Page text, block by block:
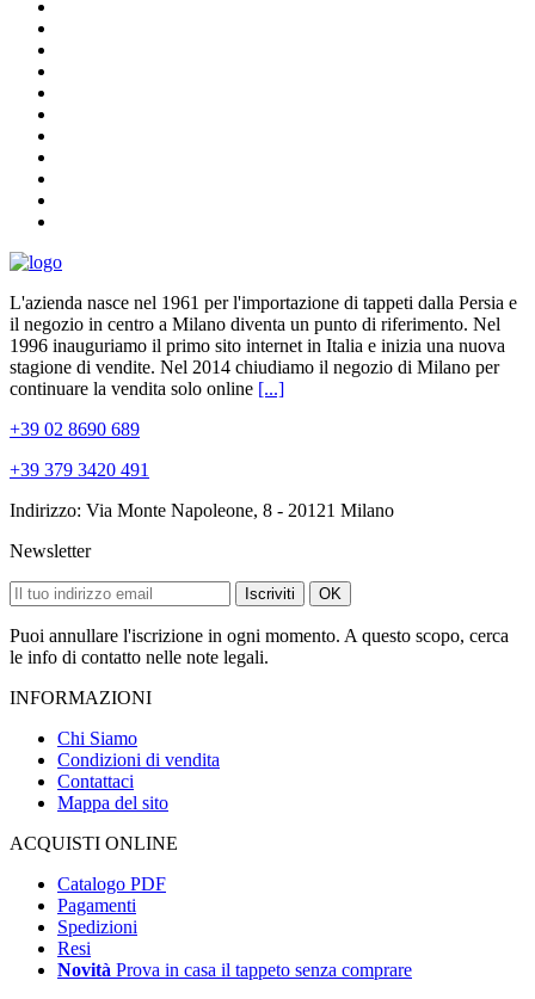
L'azienda nasce nel 1961 per l'importazione di tappeti dalla Persia e
il negozio in centro a Milano diventa un punto di riferimento. Nel
1996 inauguriamo il primo sito internet in Italia e inizia una nuova
stagione di vendite. Nel 2014 chiudiamo il negozio di Milano per
continuare la vendita solo online [...]
+39 02 8690 689
+39 379 3420 491
Indirizzo: Via Monte Napoleone, 8 - 20121 Milano
Newsletter
Iscriviti OK
Puoi annullare l'iscrizione in ogni momento. A questo scopo, cerca
le info di contatto nelle note legali.
INFORMAZIONI
Chi Siamo
Condizioni di vendita
Contattaci
Mappa del sito
ACQUISTI ONLINE
Catalogo PDF
Pagamenti
Spedizioni
Resi
Novità Prova in casa il tappeto senza comprare